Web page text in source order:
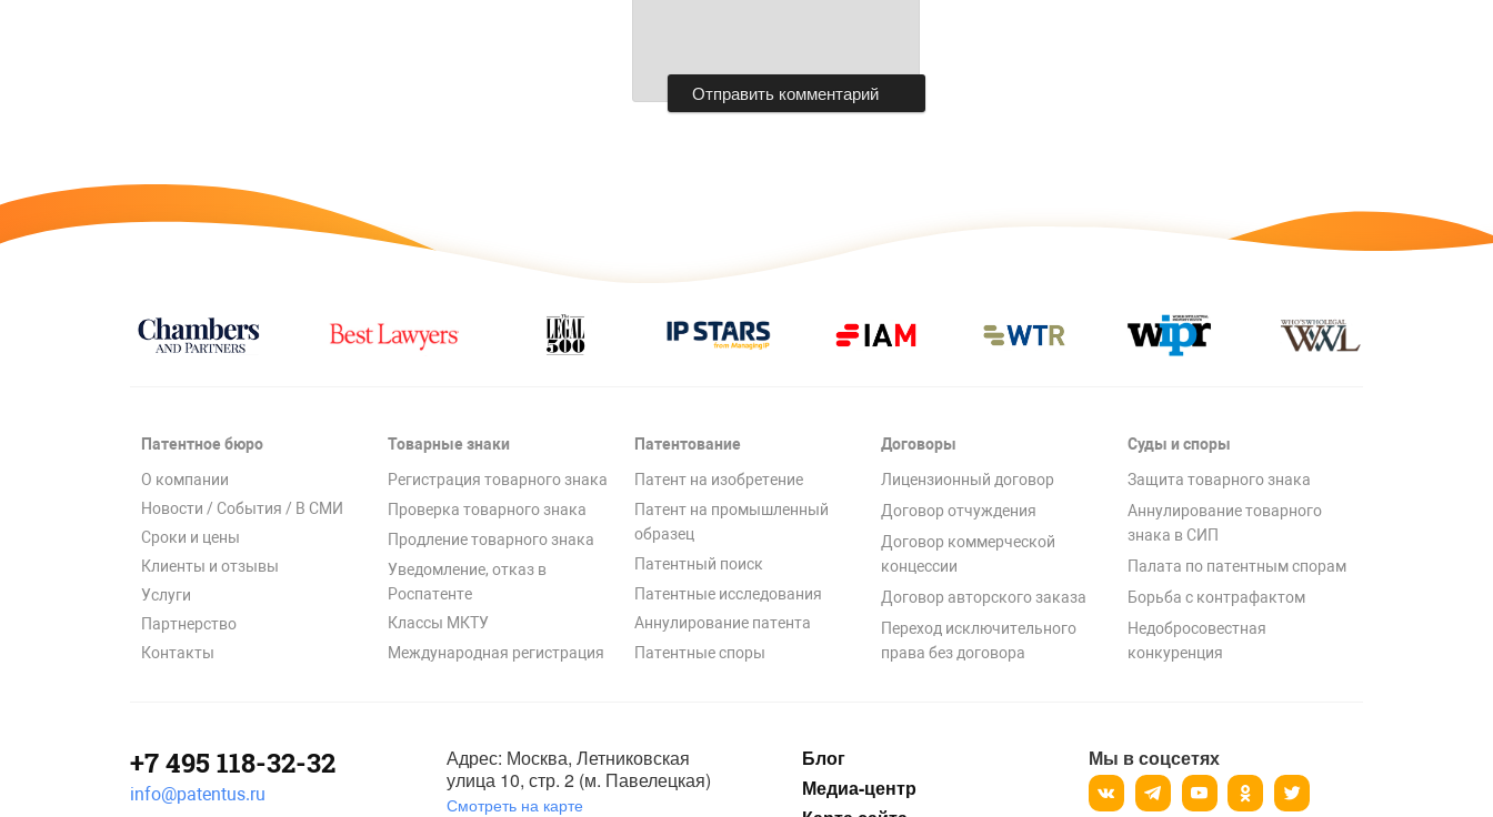
Патентное бюро
О компании
Новости / События / В СМИ
Сроки и цены
Клиенты и отзывы
Услуги
Партнерство
Контакты
Товарные знаки
Регистрация товарного знака
Проверка товарного знака
Продление товарного знака
Уведомление, отказ в
Роспатенте
Классы МКТУ
Международная регистрация
Патентование
Патент на изобретение
Патент на промышленный
образец
Патентный поиск
Патентные исследования
Аннулирование патента
Патентные споры
Договоры
Лицензионный договор
Договор отчуждения
Договор коммерческой
концессии
Договор авторского заказа
Переход исключительного
права без договора
Суды и споры
Защита товарного знака
Аннулирование товарного
знака в СИП
Палата по патентным спорам
Борьба с контрафактом
Недобросовестная
конкуренция
+7 495 118-32-32
info@patentus.ru
Адрес: Москва, Летниковская
улица 10, стр. 2 (м. Павелецкая)
Смотреть на карте
Блог
Медиа-центр
Мы в соцсетях